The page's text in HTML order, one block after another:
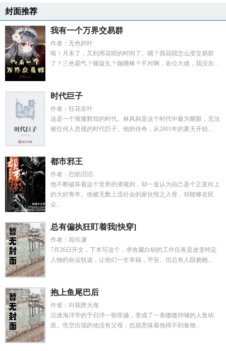
封面推荐
我有一个万界交易群
作者：无色的叶
唉！月末了，又到用花呗的时间了。嗯？我花呗怎么变交易群
了？三色霸气？螺旋丸？咖喱棒？不对啊，各位大佬，我没东...
时代巨子
作者：狂花非叶
这是一个璀璨辉煌的时代。林风则是这个时代中最为耀眼，无法
被任何人忽视的时代巨子。他的传奇，从2001年的夏天开始...
都市邪王
作者：烈焰滔滔
他不断破坏着这个世界的潜规则，却一直认为自己是个正直向上
的大好青年。他被无数上流社会的家伙恨之入骨，却能够在民
众...
总有偏执狂盯着我[快穿]
作者：琼玖谦
7月26日开文，下本写这个，求收藏白钥的工作任务是改变特定
人物的命运轨迹，让他们一生幸福，平安。但总有人阻挠她...
抱上鱼尾巴后
作者：叫我胖大海
沉迷海洋学的于归洋一朝穿越，变成了一条嗷嗷待哺的人鱼幼
崽。凭空出现的他没有父母，也就意味着他得不到食物...